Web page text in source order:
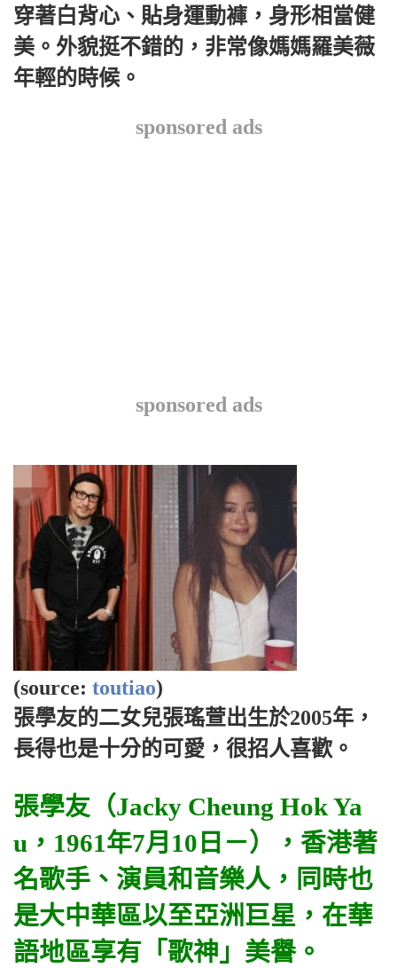
穿著白背心、貼身運動褲，身形相當健
美。外貌挺不錯的，非常像媽媽羅美薇
年輕的時候。
sponsored ads
sponsored ads
(source: toutiao)
張學友的二女兒張瑤萱出生於2005年，
長得也是十分的可愛，很招人喜歡。
張學友（Jacky Cheung Hok Ya
u，1961年7月10日－），香港著
名歌手、演員和音樂人，同時也
是大中華區以至亞洲巨星，在華
語地區享有「歌神」美譽。